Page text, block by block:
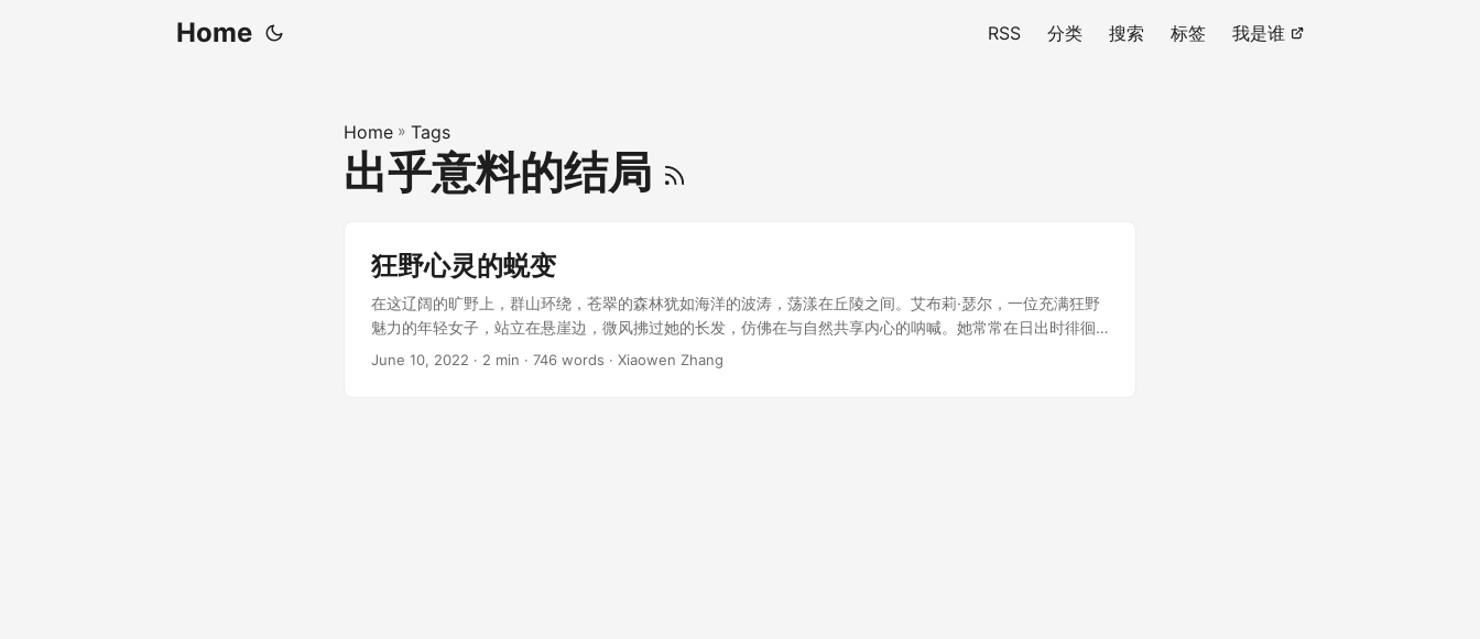
Home RSS 分类 搜索 标签 我是谁
Home » Tags
出乎意料的结局
狂野心灵的蜕变
在这辽阔的旷野上，群山环绕，苍翠的森林犹如海洋的波涛，荡漾在丘陵之间。艾布莉·瑟尔，一位充满狂野
魅力的年轻女子，站立在悬崖边，微风拂过她的长发，仿佛在与自然共享内心的呐喊。她常常在日出时徘徊
于此，寻求一种与天地融为一体的宁静。但今天，她的心中却满是挣扎。 ...
June 10, 2022 · 2 min · 746 words · Xiaowen Zhang